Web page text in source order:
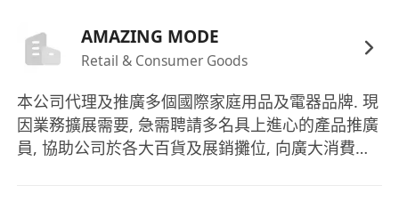
AMAZING MODE
Retail & Consumer Goods
本公司代理及推廣多個國際家庭用品及電器品牌. 現
因業務擴展需要, 急需聘請多名具上進心的產品推廣
員, 協助公司於各大百貨及展銷攤位, 向廣大消費者